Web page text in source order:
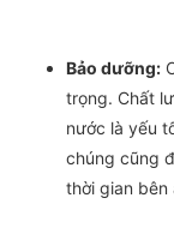
Bảo dưỡng:
trọng. Chất
nước là yếu
chúng cũng
thời gian bên